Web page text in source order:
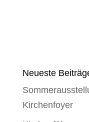
Neueste
Kirchenfoyer